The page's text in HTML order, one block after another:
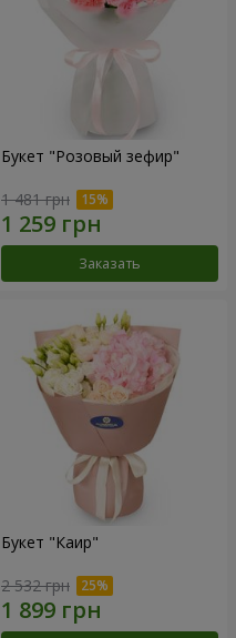
Букет "Розовый зефир"
1 481 грн
Заказать
Букет "Каир"
2 532 грн